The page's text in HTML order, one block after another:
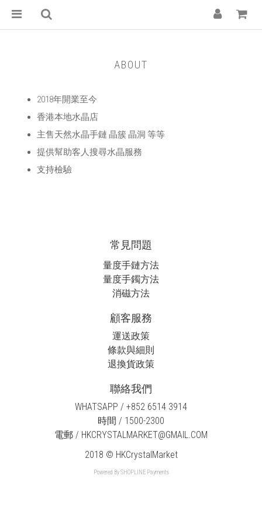
ABOUT
2018年開業至今
香港本地水晶店
主售天然水晶手鏈 晶簇 晶洞 等等
提供幫助客人搜尋水晶服務
支持檢驗
常見問題
量度手鏈方法
量度手鐲方法
消磁方法
顧客服務
運送政策
條款與細則
退換貨政策
聯絡我們
WHATSAPP / +852 6514 3914
時間 / 1500-2300
電郵 / HKCRYSTALMARKET@GMAIL.COM
2018 © HKCrystalMarket
Powered BySHOPLINE Payments